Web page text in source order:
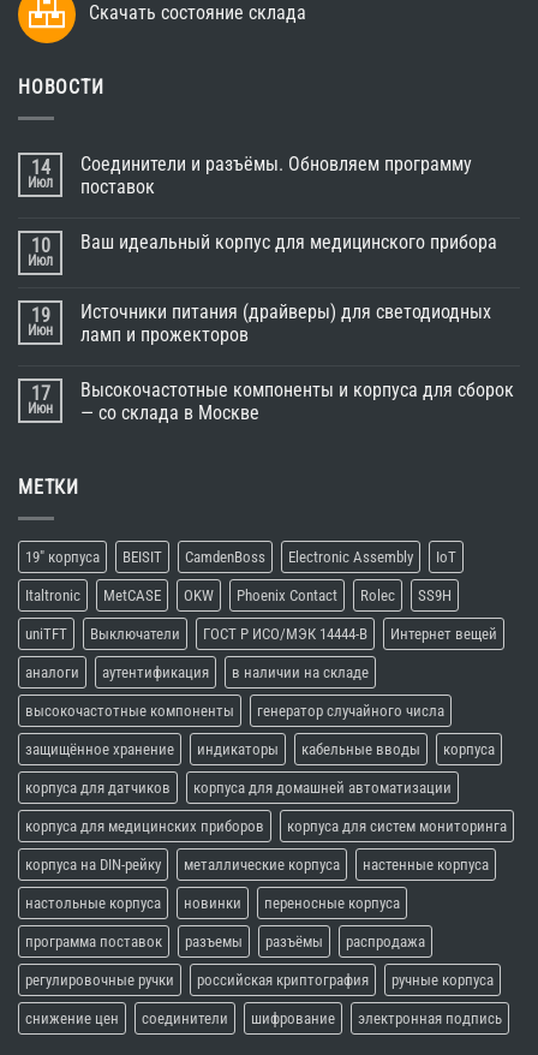
Скачать состояние склада
НОВОСТИ
14
Июл
Соединители и разъёмы. Обновляем программу
поставок
10
Июл
Ваш идеальный корпус для медицинского прибора
19
Июн
Источники питания (драйверы) для светодиодных
ламп и прожекторов
17
Июн
Высокочастотные компоненты и корпуса для сборок
— со склада в Москве
МЕТКИ
19" корпуса BEISIT CamdenBoss Electronic Assembly IoT
Italtronic MetCASE OKW Phoenix Contact Rolec SS9H
uniTFT Выключатели ГОСТ Р ИСО/МЭК 14444-В Интернет вещей
аналоги аутентификация в наличии на складе
высокочастотные компоненты генератор случайного числа
защищённое хранение индикаторы кабельные вводы корпуса
корпуса для датчиков корпуса для домашней автоматизации
корпуса для медицинских приборов корпуса для систем мониторинга
корпуса на DIN-рейку металлические корпуса настенные корпуса
настольные корпуса новинки переносные корпуса
программа поставок разъемы разъёмы распродажа
регулировочные ручки российская криптография ручные корпуса
снижение цен соединители шифрование электронная подпись